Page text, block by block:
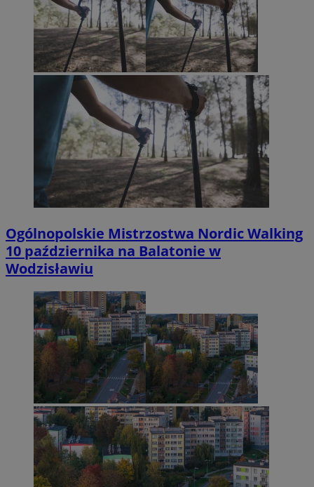
Ogólnopolskie Mistrzostwa Nordic Walking
10 października na Balatonie w
Wodzisławiu